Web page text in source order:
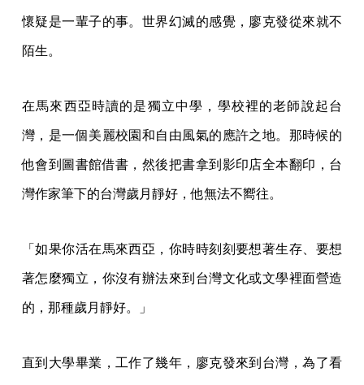
懷疑是一輩子的事。世界幻滅的感覺，廖克發從來就不
陌生。
在馬來西亞時讀的是獨立中學，學校裡的老師說起台
灣，是一個美麗校園和自由風氣的應許之地。那時候的
他會到圖書館借書，然後把書拿到影印店全本翻印，台
灣作家筆下的台灣歲月靜好，他無法不嚮往。
「如果你活在馬來西亞，你時時刻刻要想著生存、要想
著怎麼獨立，你沒有辦法來到台灣文化或文學裡面營造
的，那種歲月靜好。」
直到大學畢業，工作了幾年，廖克發來到台灣，為了看